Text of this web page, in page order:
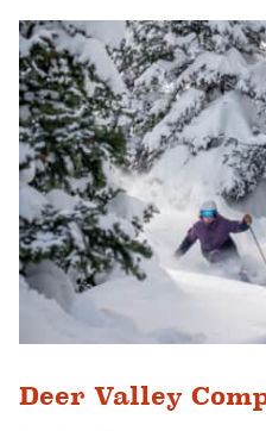
Deer Valley